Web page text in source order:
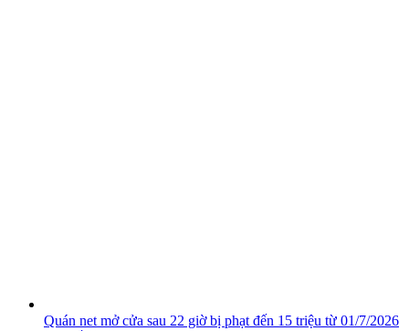
Quán net mở cửa sau 22 giờ bị phạt đến 15 triệu từ 01/7/2026